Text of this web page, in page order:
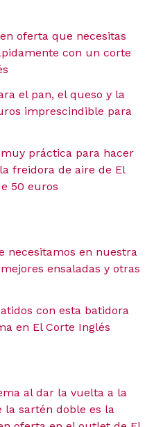
oferta que necesitas
con un corte
el pan, el queso y la
imprescindible para
práctica para hacer
freidora de aire de El
50 euros
necesitamos en nuestra
ensaladas y otras
con esta batidora
en El Corte Inglés
al dar la vuelta a la
sartén doble es la